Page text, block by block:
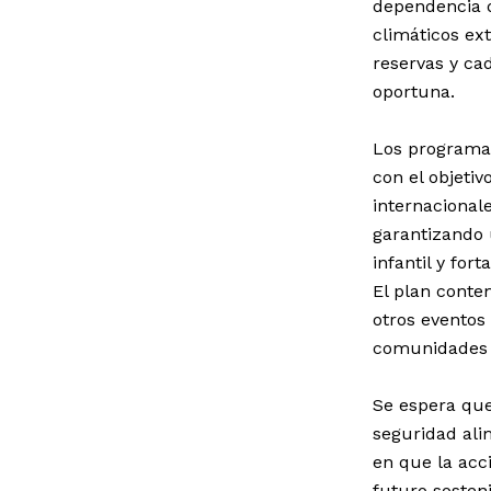
dependencia
climáticos
reservas y
oportuna.
Los
con el
garantizando
infantil y
El plan
otros
Se espera
seguridad
en que la